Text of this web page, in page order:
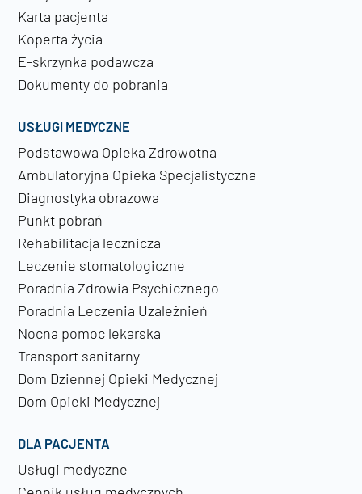
Karta pacjenta
Koperta życia
E-skrzynka podawcza
Dokumenty do pobrania
USŁUGI MEDYCZNE
Podstawowa Opieka Zdrowotna
Ambulatoryjna Opieka Specjalistyczna
Diagnostyka obrazowa
Punkt pobrań
Rehabilitacja lecznicza
Leczenie stomatologiczne
Poradnia Zdrowia Psychicznego
Poradnia Leczenia Uzależnień
Nocna pomoc lekarska
Transport sanitarny
Dom Dziennej Opieki Medycznej
Dom Opieki Medycznej
DLA PACJENTA
Usługi medyczne